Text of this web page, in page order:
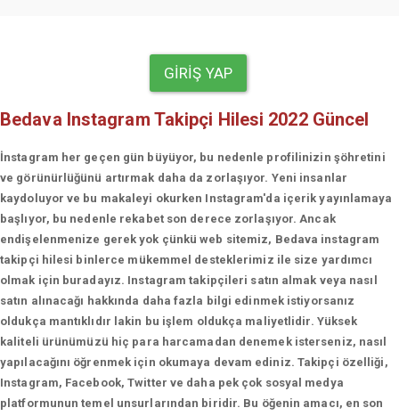
GIRIŞ YAP
Bedava Instagram Takipçi Hilesi 2022 Güncel
İnstagram her geçen gün büyüyor, bu nedenle profilinizin şöhretini
ve görünürlüğünü artırmak daha da zorlaşıyor. Yeni insanlar
kaydoluyor ve bu makaleyi okurken Instagram'da içerik yayınlamaya
başlıyor, bu nedenle rekabet son derece zorlaşıyor. Ancak
endişelenmenize gerek yok çünkü web sitemiz, Bedava instagram
takipçi hilesi binlerce mükemmel desteklerimiz ile size yardımcı
olmak için buradayız. Instagram takipçileri satın almak veya nasıl
satın alınacağı hakkında daha fazla bilgi edinmek istiyorsanız
oldukça mantıklıdır lakin bu işlem oldukça maliyetlidir. Yüksek
kaliteli ürünümüzü hiç para harcamadan denemek isterseniz, nasıl
yapılacağını öğrenmek için okumaya devam ediniz. Takipçi özelliği,
Instagram, Facebook, Twitter ve daha pek çok sosyal medya
platformunun temel unsurlarından biridir. Bu öğenin amacı, en son